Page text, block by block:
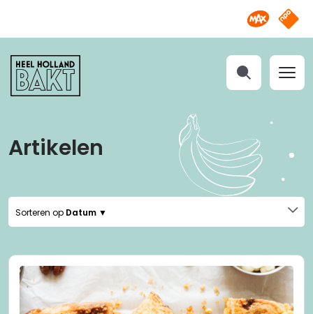
Omroep
NPO
Heel
Holland
Bakt
Artikelen
Sorteren op Datum ▼